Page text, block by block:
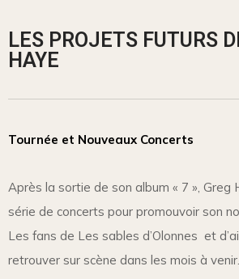
LES PROJETS FUTURS
HAYE
Tournée et Nouveaux Concerts
Après la sortie de son album « 7 », Greg
série de concerts pour promouvoir son
Les fans de Les sables d’Olonnes et
retrouver sur scène dans les mois à venir.